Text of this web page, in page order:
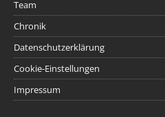
Team
Chronik
Datenschutzerklärung
Cookie-Einstellungen
Impressum